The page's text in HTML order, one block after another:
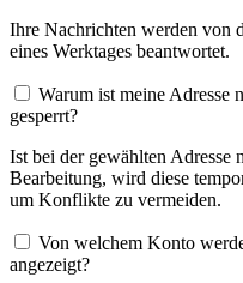
Ihre Nachrichten werden von
eines Werktages beantwortet.
Warum ist meine Adresse
gesperrt?
Ist bei der gewählten Adresse
Bearbeitung, wird diese
um Konflikte zu vermeiden.
Von welchem Konto
angezeigt?